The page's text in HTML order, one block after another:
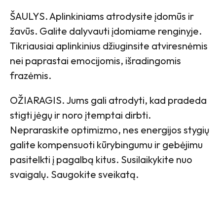
ŠAULYS. Aplinkiniams atrodysite įdomūs ir
žavūs. Galite dalyvauti įdomiame renginyje.
Tikriausiai aplinkinius džiuginsite atviresnėmis
nei paprastai emocijomis, išradingomis
frazėmis.
OŽIARAGIS. Jums gali atrodyti, kad pradeda
stigti jėgų ir noro įtemptai dirbti.
Nepraraskite optimizmo, nes energijos stygių
galite kompensuoti kūrybingumu ir gebėjimu
pasitelkti į pagalbą kitus. Susilaikykite nuo
svaigalų. Saugokite sveikatą.